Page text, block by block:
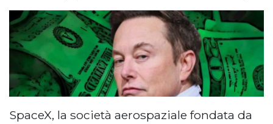
SpaceX, la società aerospaziale fondata da